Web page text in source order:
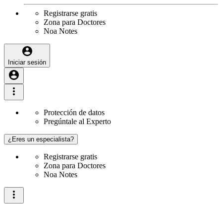
Registrarse gratis
Zona para Doctores
Noa Notes
Iniciar sesión
Protección de datos
Pregúntale al Experto
¿Eres un especialista?
Registrarse gratis
Zona para Doctores
Noa Notes